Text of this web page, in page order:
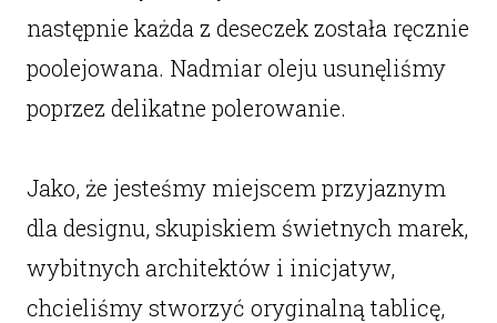
następnie każda z deseczek została ręcznie
poolejowana. Nadmiar oleju usunęliśmy
poprzez delikatne polerowanie.
Jako, że jesteśmy miejscem przyjaznym
dla designu, skupiskiem świetnych marek,
wybitnych architektów i inicjatyw,
chcieliśmy stworzyć oryginalną tablicę,